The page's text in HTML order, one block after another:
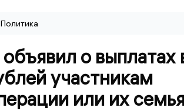
Политика
о выплатах
участникам
или их